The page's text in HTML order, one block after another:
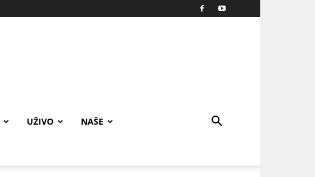
UŽIVO NAŠE